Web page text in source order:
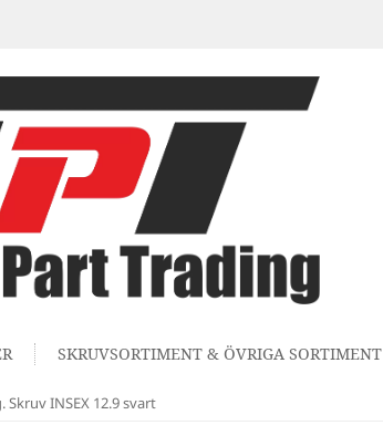
SKRUVSORTIMENT & ÖVRIGA SORTIMENT
Skruv INSEX 12.9 svart